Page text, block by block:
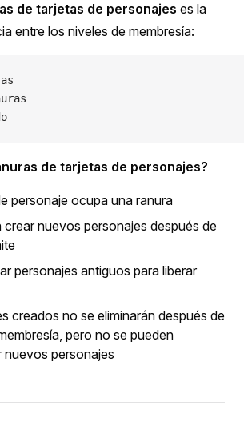
de tarjetas de personajes es la
entre los niveles de membresía:
de tarjetas de personajes?
personaje ocupa una ranura
crear nuevos personajes después de
personajes antiguos para liberar
creados no se eliminarán después de
pero no se pueden
nuevos personajes